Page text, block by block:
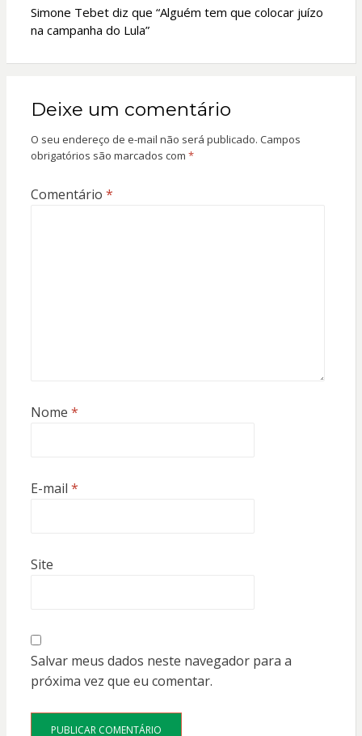
Simone Tebet diz que “Alguém tem que colocar juízo
na campanha do Lula”
Deixe um comentário
O seu endereço de e-mail não será publicado. Campos
obrigatórios são marcados com *
Comentário *
Nome *
E-mail *
Site
Salvar meus dados neste navegador para a
próxima vez que eu comentar.